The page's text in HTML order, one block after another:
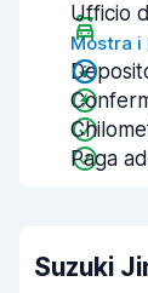
Ufficio
Mostra
Paga
Suzuki